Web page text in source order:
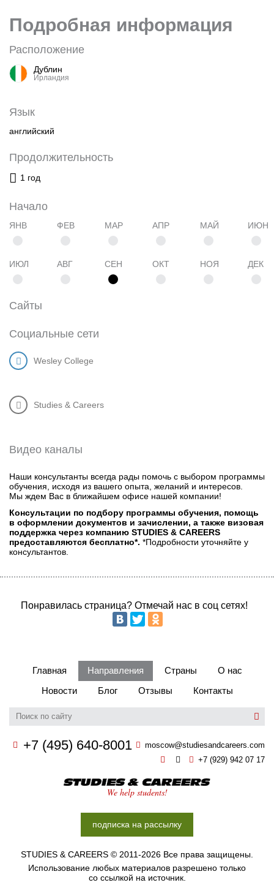
Подробная информация
Расположение
Дублин
Ирландия
Язык
английский
Продолжительность
1 год
Начало
ЯНВ ФЕВ МАР АПР МАЙ ИЮН
ИЮЛ АВГ СЕН ОКТ НОЯ ДЕК
Сайты
Социальные сети
Wesley College
Studies & Careers
Видео каналы
Наши консультанты всегда рады помочь с выбором программы
обучения, исходя из вашего опыта, желаний и интересов.
Мы ждем Вас в ближайшем офисе нашей компании!
Консультации по подбору программы обучения, помощь
в оформлении документов и зачислении, а также визовая
поддержка через компанию STUDIES & CAREERS
предоставляются бесплатно*. *Подробности уточняйте у
консультантов.
Понравилась страница? Отмечай нас в соц сетях!
Главная Направления Страны
О нас
Новости
Блог Отзывы Контакты
+7 (495) 640-8001
moscow@studiesandcareers.com
+7 (929) 942 07 17
We help students!
подписка на рассылку
STUDIES & CAREERS © 2011-2026 Все права защищены.
Использование любых материалов разрешено только
со ссылкой на источник.